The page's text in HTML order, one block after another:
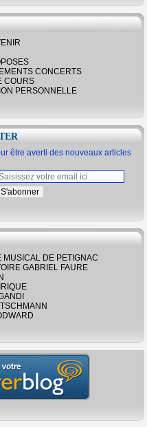
CONCERTS
COURS
PERSONNELLE
être averti des nouveaux articles
MUSICAL DE PETIGNAC
GABRIEL FAURE